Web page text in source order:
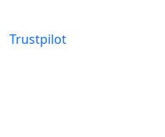
Trustpilot